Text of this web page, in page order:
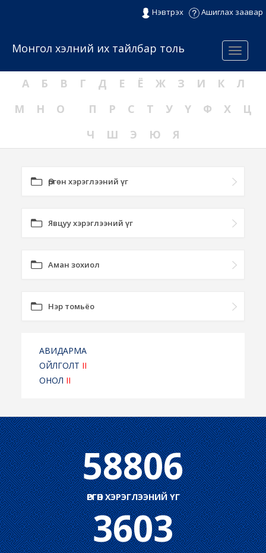
Нэвтрэх Ашиглах заавар
Menu
Монгол хэлний их тайлбар толь
А Б В Г Д Е Ё Ж З И К
Л
М
Н О П Р С Т У Ү Ф Х
Ц
Ч
Ш Э Ю Я
Өргөн хэрэглээний үг
Явцуу хэрэглээний үг
Аман зохиол
Нэр томьёо
АВИДАРМА
ОЙЛГОЛТ II
ОНОЛ II
58806
ӨРГӨН ХЭРЭГЛЭЭНИЙ ҮГ
3603